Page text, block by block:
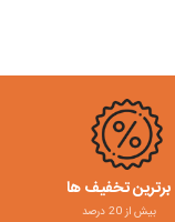
برترین تخفیف ها
بیش از 20 درصد